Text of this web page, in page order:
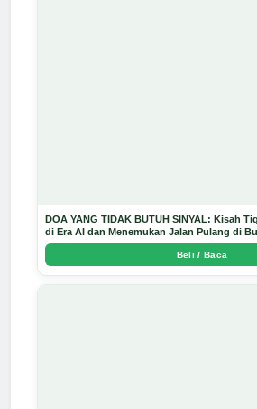
DOA YANG TIDAK BUTUH SINYAL: Kisah
di Era AI dan Menemukan Jalan Pulang di
Arda Dinata
Beli / Baca